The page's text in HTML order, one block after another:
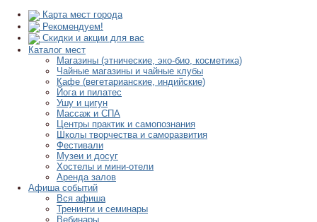
Карта мест города
Рекомендуем!
Скидки и акции для вас
Каталог мест
Магазины (этнические, эко-био, косметика)
Чайные магазины и чайные клубы
Кафе (вегетарианские, индийские)
Йога и пилатес
Ушу и цигун
Массаж и СПА
Центры практик и самопознания
Школы творчества и саморазвития
Фестивали
Музеи и досуг
Хостелы и мини-отели
Аренда залов
Афиша событий
Вся афиша
Тренинги и семинары
Вебинары